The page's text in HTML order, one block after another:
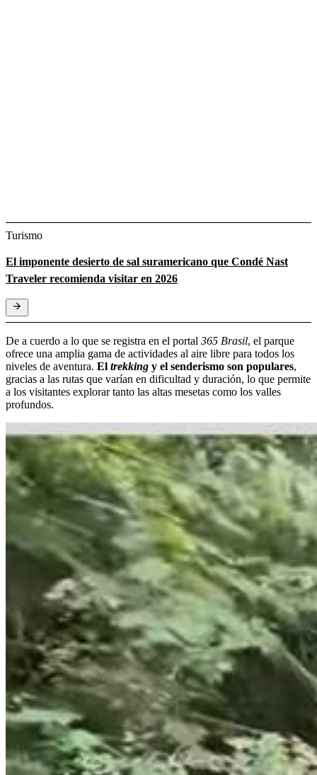
Turismo
El imponente desierto de sal suramericano que Condé Nast
Traveler recomienda visitar en 2026
De a cuerdo a lo que se registra en el portal 365 Brasil, el parque
ofrece una amplia gama de actividades al aire libre para todos los
niveles de aventura. El trekking y el senderismo son populares,
gracias a las rutas que varían en dificultad y duración, lo que permite
a los visitantes explorar tanto las altas mesetas como los valles
profundos.